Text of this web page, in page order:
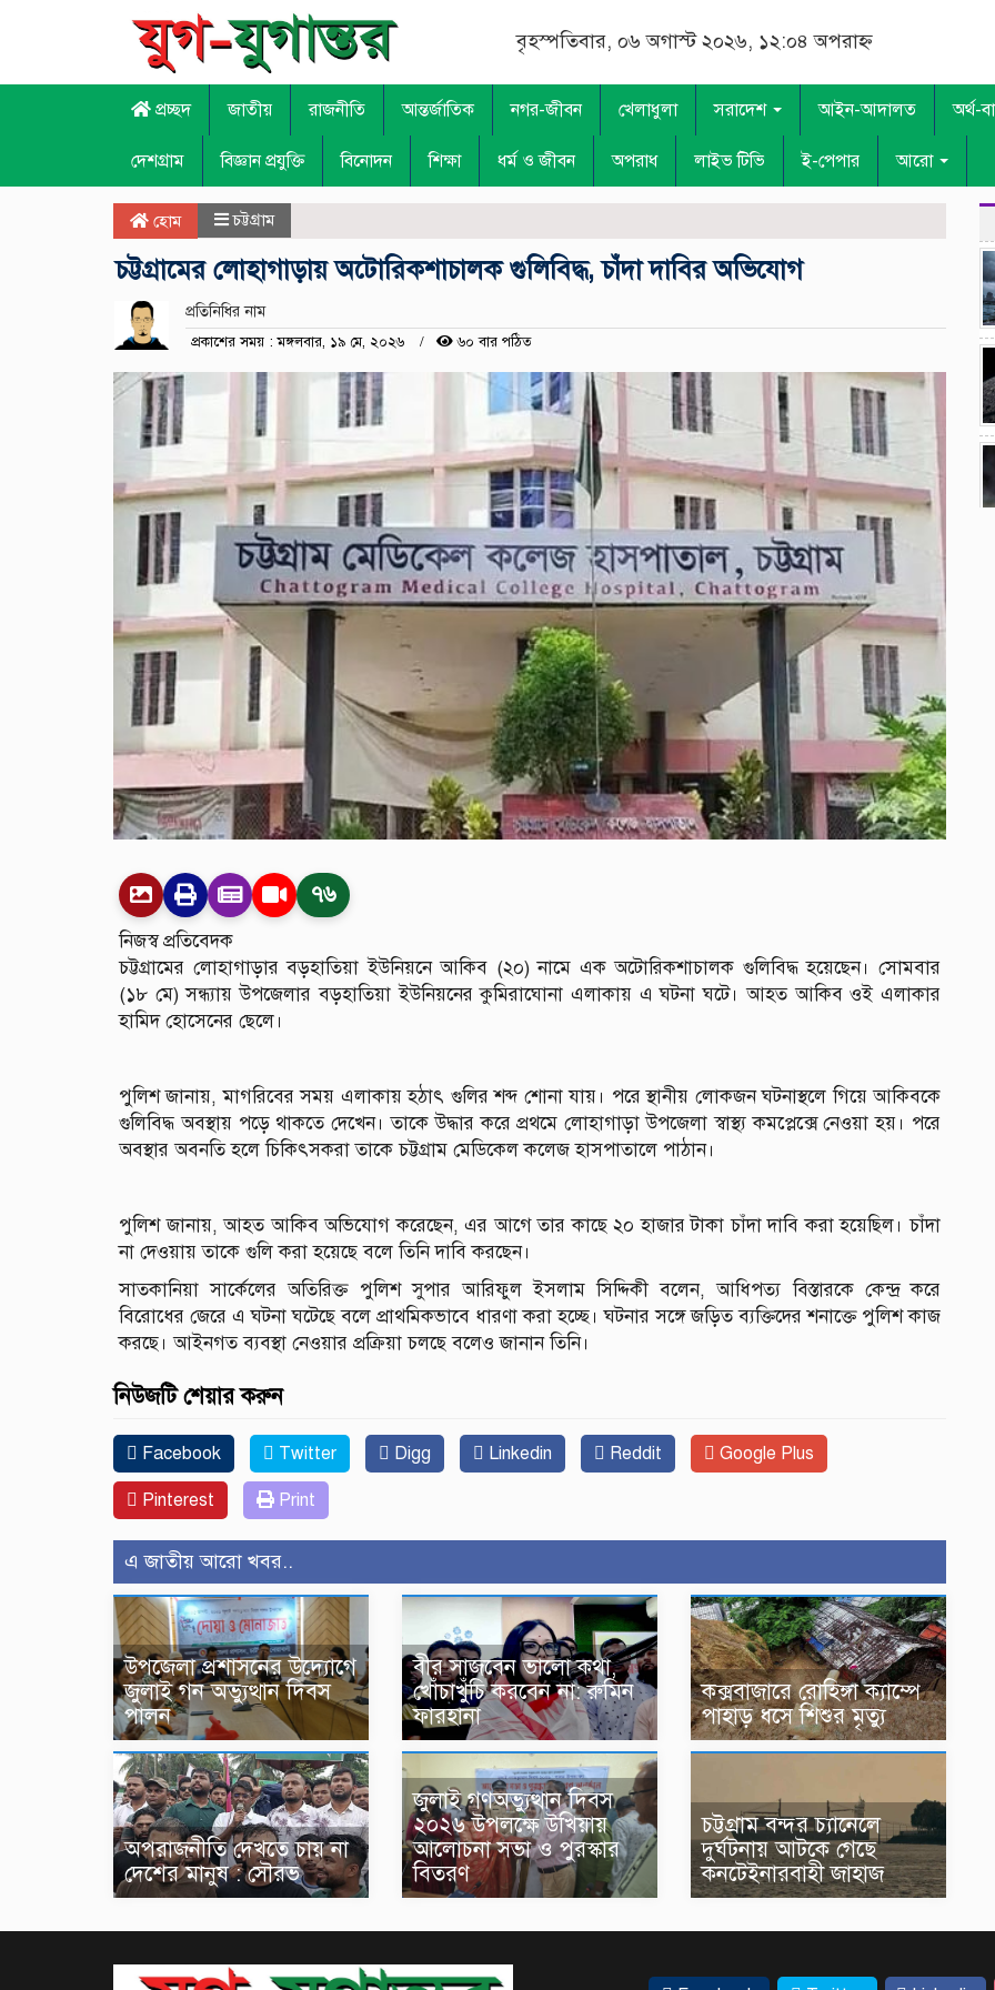
বৃহস্পতিবার, ০৬ অগাস্ট ২০২৬, ১২:০৪ অপরাহ্ন
প্রচ্ছদ জাতীয় রাজনীতি আন্তর্জাতিক নগর-জীবন খেলাধুলা সরাদেশ আইন-আদালত অর্থ-
দেশগ্রাম বিজ্ঞান প্রযুক্তি বিনোদন শিক্ষা ধর্ম ও জীবন অপরাধ লাইভ টিভি ই-পেপার আরো
হোম চট্টগ্রাম
চট্টগ্রামের লোহাগাড়ায় অটোরিকশাচালক গুলিবিদ্ধ, চাঁদা দাবির অভিযোগ
প্রতিনিধির নাম
প্রকাশের সময় : মঙ্গলবার, ১৯ মে, ২০২৬ ৬০ বার পঠিত
৭৬
নিজস্ব প্রতিবেদক
চট্টগ্রামের লোহাগাড়ার বড়হাতিয়া ইউনিয়নে আকিব (২০) নামে এক অটোরিকশাচালক গুলিবিদ্ধ হয়েছেন। সোমবার
(১৮ মে) সন্ধ্যায় উপজেলার বড়হাতিয়া ইউনিয়নের কুমিরাঘোনা এলাকায় এ ঘটনা ঘটে। আহত আকিব ওই এলাকার
হামিদ হোসেনের ছেলে।
পুলিশ জানায়, মাগরিবের সময় এলাকায় হঠাৎ গুলির শব্দ শোনা যায়। পরে স্থানীয় লোকজন ঘটনাস্থলে গিয়ে আকিবকে
গুলিবিদ্ধ অবস্থায় পড়ে থাকতে দেখেন। তাকে উদ্ধার করে প্রথমে লোহাগাড়া উপজেলা স্বাস্থ্য কমপ্লেক্সে নেওয়া হয়। পরে
অবস্থার অবনতি হলে চিকিৎসকরা তাকে চট্টগ্রাম মেডিকেল কলেজ হাসপাতালে পাঠান।
পুলিশ জানায়, আহত আকিব অভিযোগ করেছেন, এর আগে তার কাছে ২০ হাজার টাকা চাঁদা দাবি করা হয়েছিল। চাঁদা
না দেওয়ায় তাকে গুলি করা হয়েছে বলে তিনি দাবি করছেন।
সাতকানিয়া সার্কেলের অতিরিক্ত পুলিশ সুপার আরিফুল ইসলাম সিদ্দিকী বলেন, আধিপত্য বিস্তারকে কেন্দ্র করে
বিরোধের জেরে এ ঘটনা ঘটেছে বলে প্রাথমিকভাবে ধারণা করা হচ্ছে। ঘটনার সঙ্গে জড়িত ব্যক্তিদের শনাক্তে পুলিশ কাজ
করছে। আইনগত ব্যবস্থা নেওয়ার প্রক্রিয়া চলছে বলেও জানান তিনি।
নিউজটি শেয়ার করুন
Facebook Twitter Digg Linkedin Reddit Google Plus
Pinterest Print
এ জাতীয় আরো খবর..
উপজেলা প্রশাসনের উদ্যোগে
জুলাই গন অভ্যুত্থান দিবস
পালন
বীর সাজবেন ভালো কথা,
খোঁচাখুঁচি করবেন না: রুমিন
ফারহানা
কক্সবাজারে রোহিঙ্গা ক্যাম্পে
পাহাড় ধসে শিশুর মৃত্যু
অপরাজনীতি দেখতে চায় না
দেশের মানুষ : সৌরভ
জুলাই গণঅভ্যুত্থান দিবস
২০২৬ উপলক্ষে উখিয়ায়
আলোচনা সভা ও পুরস্কার
বিতরণ
চট্টগ্রাম বন্দর চ্যানেলে
দুর্ঘটনায় আটকে গেছে
কনটেইনারবাহী জাহাজ